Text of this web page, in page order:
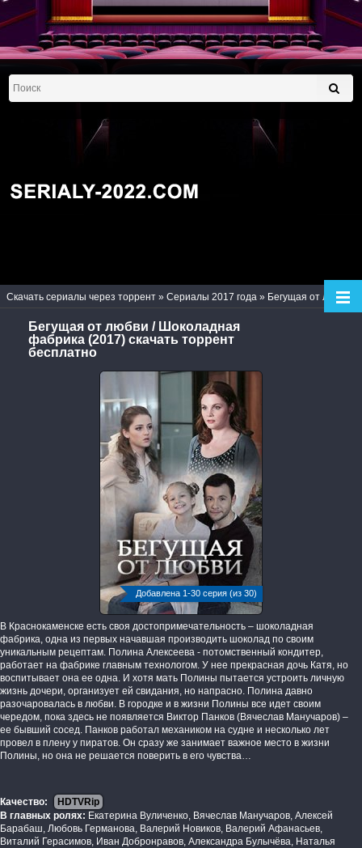
Скачать сериалы через торрент » Сериалы 2017 года » Бегущая от любви / Шоколадная фабрика (2017)
Бегущая от любви / Шоколадная
фабрика (2017) скачать торрент
бесплатно
Добавлена 1-30 серия (из 30)
В Краснокаменске есть своя достопримечательность – шоколадная
фабрика, одна из первых начавшая производить шоколад по своим
уникальным рецептам. Полина Алексеева - потомственный кондитер,
работает на фабрике главным технологом. У нее прекрасная дочь Катя, но
воспитывает она ее одна. И хотя мать Полины пытается устроить личную
жизнь дочери, организует ей свидания, но напрасно. Полина давно
разочаровалась в любви. В городке и в жизни Полины все идет своим
чередом, пока здесь не появляется Виктор Панков (Вячеслав Манучаров) –
ее бывший сосед. Панков работал механиком на судне и несколько лет
провел в плену у пиратов. Он сразу же занимает важное место в жизни
Полины, но она не решается поверить в его чувства…
Качество:
HDTVRip
В главных ролях: Екатерина Вуличенко, Вячеслав Манучаров, Алексей
Барабаш, Любовь Германова, Валерий Новиков, Валерий Афанасьев,
Виталий Герасимов, Иван Добронравов, Александра Булычёва, Наталья